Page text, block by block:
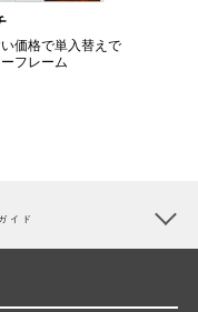
価格で単入替えで
フレーム
イド